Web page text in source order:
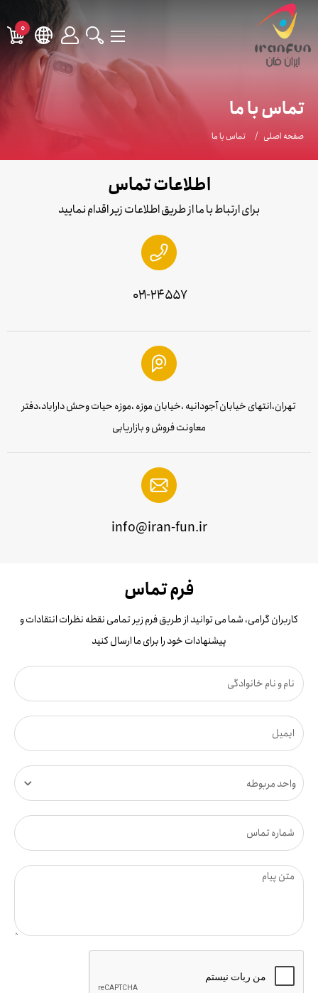
0
تماس با ما
صفحه اصلی تماس با ما
اطلاعات تماس
برای ارتباط با ما از طریق اطلاعات زیر اقدام نمایید
۰۲۱-۲۴۵۵۷
تهران،انتهای خیابان آجودانیه ،خیابان موزه ،موزه حیات وحش داراباد،دفتر
معاونت فروش و بازاریابی
info@iran-fun.ir
فرم تماس
کاربران گرامی، شما می توانید از طریق فرم زیر تمامی نقطه نظراتانتقادات و
پیشنهادات خود را برای ما ارسال کنید
واحد مربوطه